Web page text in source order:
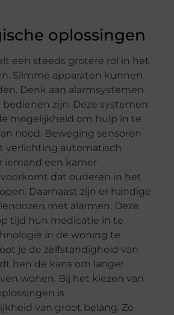
oplossingen
een steeds grotere rol in het
Slimme apparaten kunnen
Denk aan alarmsystemen
zijn. Deze systemen
mogelijkheid om hulp in te
nood. Beweging sensoren
verlichting automatisch
iemand een kamer
dat ouderen in het
Daarnaast zijn er handige
met alarmen. Deze
tijd hun medicatie in te
in de woning te
je de zelfstandigheid van
hen de kans om langer
wonen. Bij het kiezen van
is
van groot belang. Zo